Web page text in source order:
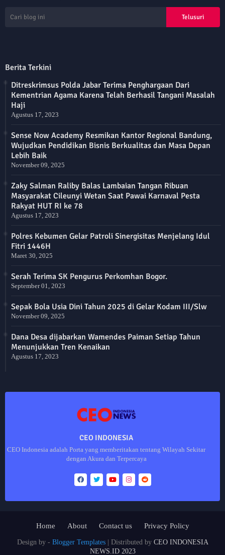
Berita Terkini
Ditreskrimsus Polda Jabar Terima Penghargaan Dari
Kementrian Agama Karena Telah Berhasil Tangani Masalah
Haji
Agustus 17, 2023
Sense Now Academy Resmikan Kantor Regional Bandung,
Wujudkan Pendidikan Bisnis Berkualitas dan Masa Depan
Lebih Baik
November 09, 2025
Zaky Salman Raliby Balas Lambaian Tangan Ribuan
Masyarakat Cileunyi Wetan Saat Pawai Karnaval Pesta
Rakyat HUT RI ke 78
Agustus 17, 2023
Polres Kebumen Gelar Patroli Sinergisitas Menjelang Idul
Fitri 1446H
Maret 30, 2025
Serah Terima SK Pengurus Perkomhan Bogor.
September 01, 2023
Sepak Bola Usia Dini Tahun 2025 di Gelar Kodam III/Slw
November 09, 2025
Dana Desa dijabarkan Wamendes Paiman Setiap Tahun
Menunjukkan Tren Kenaikan
Agustus 17, 2023
CEO INDONESIA
CEO Indonesia adalah Porta yang memberitakan tentang Wilayah Sekitar
dengan Akura dan Terpercaya
Design by - Blogger Templates | Distributed by CEO INDONESIA
NEWS.ID 2023
Home About Contact us Privacy Policy